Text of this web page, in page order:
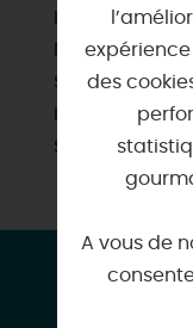
Location de
Pêche
Sentier de
Itinéraire vélo
Sites de visites
Gîte au
expérience
des
A vous de